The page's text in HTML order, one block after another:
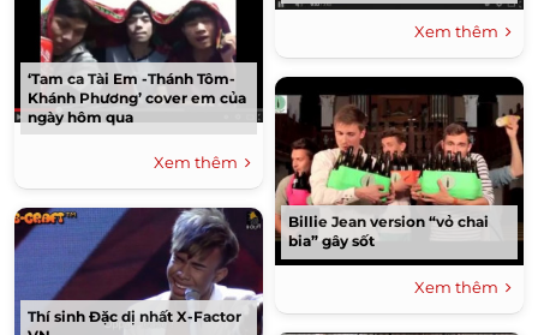
‘Tam ca Tài Em -Thánh Tôm-
Khánh Phương’ cover em của
ngày hôm qua
Xem thêm
Thí sinh Đặc dị nhất X-Factor
Xem thêm
Billie Jean version “vỏ chai
bia” gây sốt
Xem thêm